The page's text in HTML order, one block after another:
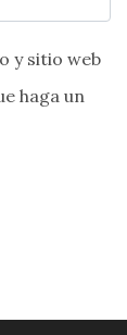
y sitio web
haga un